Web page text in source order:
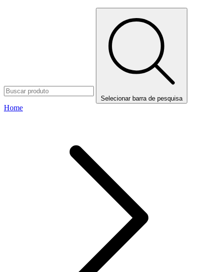
Selecionar barra de pesquisa
Home